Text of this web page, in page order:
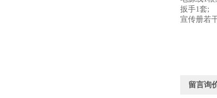
扳手1套;
宣传册若
留言询